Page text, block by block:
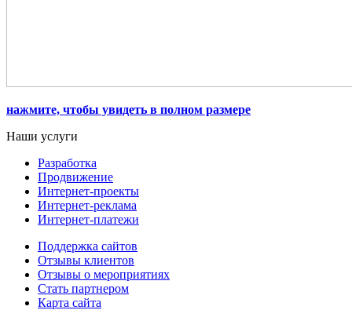
нажмите, чтобы увидеть в полном размере
Наши услуги
Разработка
Продвижение
Интернет-проекты
Интернет-реклама
Интернет-платежи
Поддержка сайтов
Отзывы клиентов
Отзывы о мероприятиях
Стать партнером
Карта сайта